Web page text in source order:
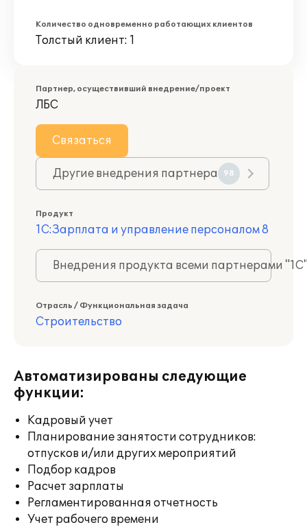
Количество одновременно работающих клиентов
Толстый клиент: 1
Партнер, осуществивший внедрение/проект
ЛБС
Связаться
Другие внедрения партнера 98
Продукт
1С:Зарплата и управление персоналом 8
Внедрения продукта всеми партнерами
Отрасль / Функциональная задача
Строительство
Автоматизированы следующие
функции:
Кадровый учет
Планирование занятости сотрудников:
отпусков и/или других мероприятий
Подбор кадров
Расчет зарплаты
Регламентированная отчетность
Учет рабочего времени